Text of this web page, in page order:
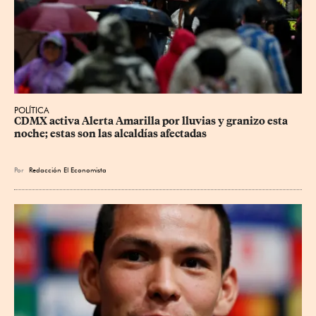
POLÍTICA
CDMX activa Alerta Amarilla por lluvias y granizo esta
noche; estas son las alcaldías afectadas
Por Redacción El Economista